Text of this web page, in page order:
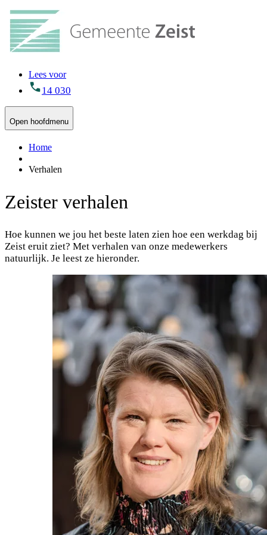
Lees voor
14 030
Open hoofdmenu
Home
Verhalen
Zeister verhalen
Hoe kunnen we jou het beste laten zien hoe een werkdag bij
Zeist eruit ziet? Met verhalen van onze medewerkers
natuurlijk. Je leest ze hieronder.